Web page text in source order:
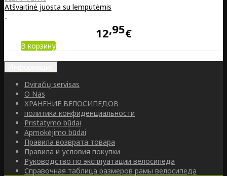
Atšvaitinė juosta su lemputėmis
..
12 95€
В корзину
Dviračių servisas
O Nas
ХРАНЕНИЕ ВЕЛОСИПЕДОВ
политика конфиденциальности
Pristatymo būdai
Apmokėjimo būdai
Правила возврата товара
Правила и условия покупки
Руководство по эксплуатации велосипеда
Справочная таблица размеров рамы велосипеда